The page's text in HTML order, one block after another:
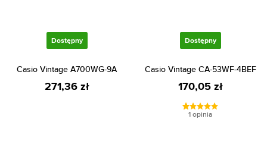
Dostępny
Casio Vintage A700WG-9A
271,36 zł
Dostępny
Casio Vintage CA-53WF-4BEF
170,05 zł
1 opinia